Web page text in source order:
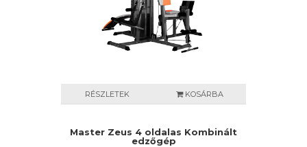
RÉSZLETEK KOSÁRBA
Master Zeus 4 oldalas Kombinált
edzőgép